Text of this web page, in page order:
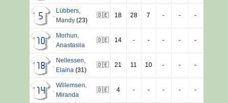
5
Lübbers,
Mandy (23)
🇩🇪 18 28 7 - - -
10
Morhun,
Anastasiia
🇩🇪 14 - - - - -
18
Nellessen,
Elaina (31)
🇩🇪 21 11 10 - - -
14
Willemsen,
Miranda
🇩🇪 4 - - - - -